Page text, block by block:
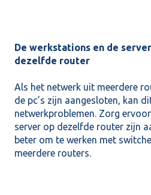
De werkstations en de
dezelfde router
Als het netwerk uit meerdere
de pc’s zijn aangesloten, kan
netwerkproblemen. Zorg
server op dezelfde router zijn
beter om te werken met
meerdere routers.